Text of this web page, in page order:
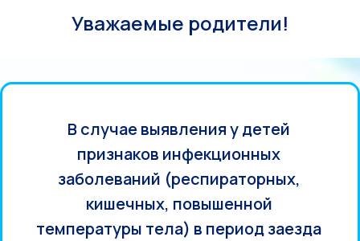
Уважаемые родители!
В случае выявления у детей
признаков инфекционных
заболеваний (респираторных,
кишечных, повышенной
температуры тела) в период заезда